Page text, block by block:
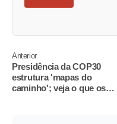
Anterior
Presidência da COP30
estrutura 'mapas do
caminho'; veja o que os